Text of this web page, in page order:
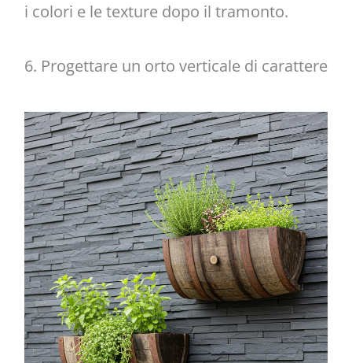
i colori e le texture dopo il tramonto.
6. Progettare un orto verticale di carattere